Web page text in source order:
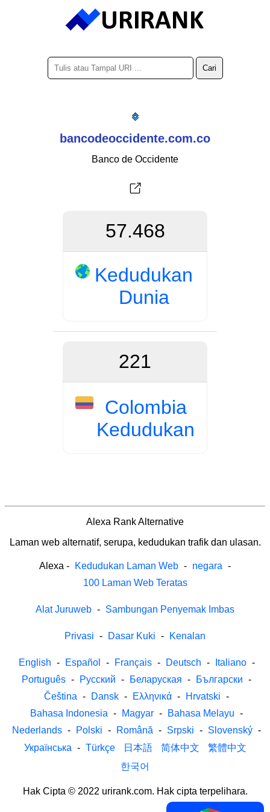
bancodeoccidente.com.co
Banco de Occidente
57.468
Kedudukan
Dunia
221
Colombia
Kedudukan
Alexa Rank Alternative
Laman web alternatif, serupa, kedudukan trafik dan ulasan.
Alexa - Kedudukan Laman Web - negara -
100 Laman Web Teratas
Alat Juruweb - Sambungan Penyemak Imbas
Privasi - Dasar Kuki - Kenalan
English - Español - Français - Deutsch - Italiano -
Português - Русский - Беларуская - Български -
Čeština - Dansk - Ελληνικά - Hrvatski -
Bahasa Indonesia - Magyar - Bahasa Melayu -
Nederlands - Polski - Română - Srpski - Slovenský -
Українська - Türkçe 日本語 简体中文
繁體中文
한국어
Hak Cipta © 2022 urirank.com. Hak cipta terpelihara.